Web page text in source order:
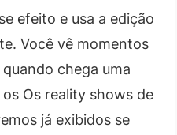
efeito e usa a edição
Você vê momentos
chega uma
Os reality shows de
já exibidos se